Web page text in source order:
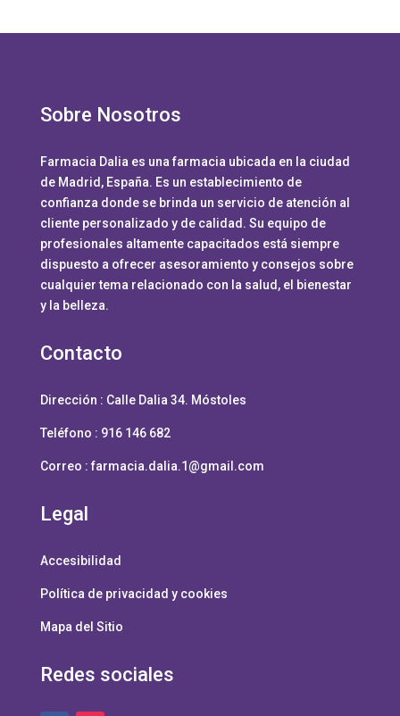
Sobre Nosotros
Farmacia Dalia es una farmacia ubicada en la ciudad
de Madrid, España. Es un establecimiento de
confianza donde se brinda un servicio de atención al
cliente personalizado y de calidad. Su equipo de
profesionales altamente capacitados está siempre
dispuesto a ofrecer asesoramiento y consejos sobre
cualquier tema relacionado con la salud, el bienestar
y la belleza.
Contacto
Dirección : Calle Dalia 34. Móstoles
Teléfono : 916 146 682
Correo :farmacia.dalia.1@gmail.com
Legal
Accesibilidad
Política de privacidad y cookies
Mapa del Sitio
Redes sociales